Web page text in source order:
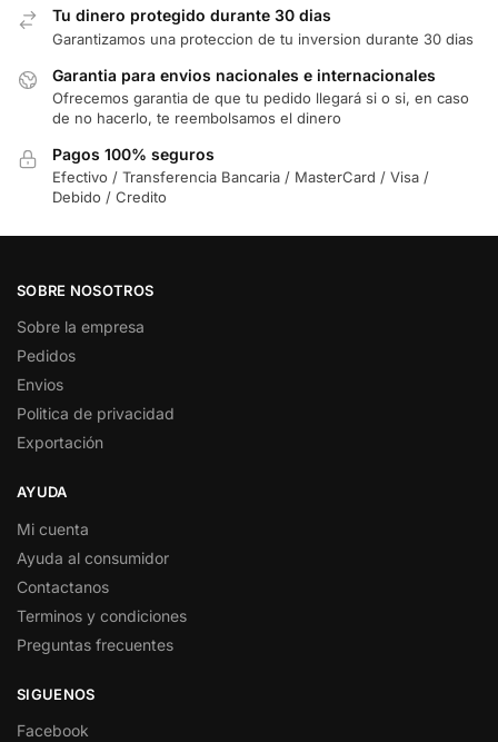
Tu dinero protegido durante 30 dias
Garantizamos una proteccion de tu inversion durante 30 dias
Garantia para envios nacionales e internacionales
Ofrecemos garantia de que tu pedido llegará si o si, en caso
de no hacerlo, te reembolsamos el dinero
Pagos 100% seguros
Efectivo / Transferencia Bancaria / MasterCard / Visa /
Debido / Credito
SOBRE NOSOTROS
Sobre la empresa
Pedidos
Envios
Politica de privacidad
Exportación
AYUDA
Mi cuenta
Ayuda al consumidor
Contactanos
Terminos y condiciones
Preguntas frecuentes
SIGUENOS
Facebook